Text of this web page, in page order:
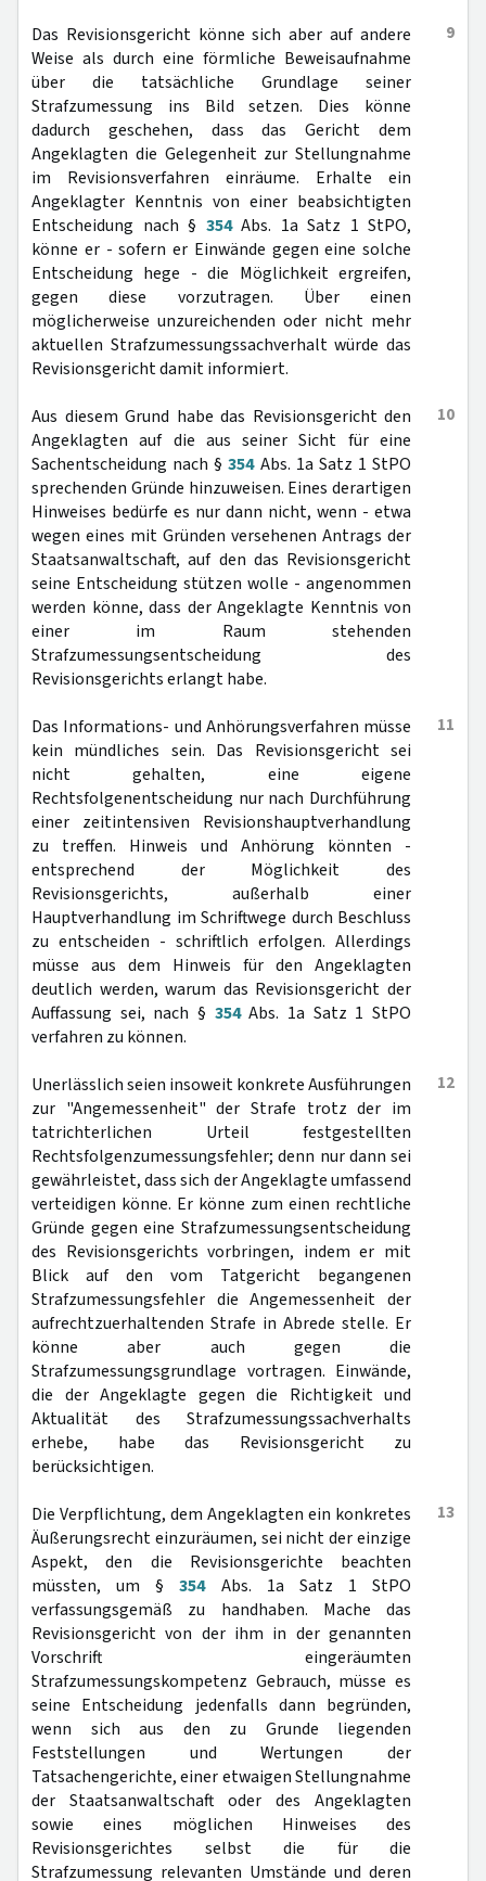
9
Das Revisionsgericht könne sich aber auf andere
Weise als durch eine förmliche Beweisaufnahme
über die tatsächliche Grundlage seiner
Strafzumessung ins Bild setzen. Dies könne
dadurch geschehen, dass das Gericht dem
Angeklagten die Gelegenheit zur Stellungnahme
im Revisionsverfahren einräume. Erhalte ein
Angeklagter Kenntnis von einer beabsichtigten
Entscheidung nach § 354Abs. 1a Satz 1 StPO,
könne er - sofern er Einwände gegen eine solche
Entscheidung hege - die Möglichkeit ergreifen,
gegen diese vorzutragen. Über einen
möglicherweise unzureichenden oder nicht mehr
aktuellen Strafzumessungssachverhalt würde das
Revisionsgericht damit informiert.
10
Aus diesem Grund habe das Revisionsgericht den
Angeklagten auf die aus seiner Sicht für eine
Sachentscheidung nach §354Abs. 1a Satz 1 StPO
sprechenden Gründe hinzuweisen. Eines derartigen
Hinweises bedürfe es nur dann nicht, wenn - etwa
wegen eines mit Gründen versehenen Antrags der
Staatsanwaltschaft, auf den das Revisionsgericht
seine Entscheidung stützen wolle - angenommen
werden könne, dass der Angeklagte Kenntnis von
einer im Raum stehenden
Strafzumessungsentscheidung des
Revisionsgerichts erlangt habe.
11
Das Informations- und Anhörungsverfahren müsse
kein mündliches sein. Das Revisionsgericht sei
nicht gehalten, eine eigene
Rechtsfolgenentscheidung nur nach Durchführung
einer zeitintensiven Revisionshauptverhandlung
zu treffen. Hinweis und Anhörung könnten -
entsprechend der Möglichkeit des
Revisionsgerichts, außerhalb einer
Hauptverhandlung im Schriftwege durch Beschluss
zu entscheiden - schriftlich erfolgen. Allerdings
müsse aus dem Hinweis für den Angeklagten
deutlich werden, warum das Revisionsgericht der
Auffassung sei, nach § 354Abs. 1a Satz 1 StPO
verfahren zu können.
12
Unerlässlich seien insoweit konkrete Ausführungen
zur "Angemessenheit" der Strafe trotz der im
tatrichterlichen Urteil festgestellten
Rechtsfolgenzumessungsfehler; denn nur dann sei
gewährleistet, dass sich der Angeklagte umfassend
verteidigen könne. Er könne zum einen rechtliche
Gründe gegen eine Strafzumessungsentscheidung
des Revisionsgerichts vorbringen, indem er mit
Blick auf den vom Tatgericht begangenen
Strafzumessungsfehler die Angemessenheit der
aufrechtzuerhaltenden Strafe in Abrede stelle. Er
könne aber auch gegen die
Strafzumessungsgrundlage vortragen. Einwände,
die der Angeklagte gegen die Richtigkeit und
Aktualität des Strafzumessungssachverhalts
erhebe, habe das Revisionsgericht zu
berücksichtigen.
13
Die Verpflichtung, dem Angeklagten ein konkretes
Äußerungsrecht einzuräumen, sei nicht der einzige
Aspekt, den die Revisionsgerichte beachten
müssten, um §354Abs. 1a Satz 1 StPO
verfassungsgemäß zu handhaben. Mache das
Revisionsgericht von der ihm in der genannten
Vorschrift eingeräumten
Strafzumessungskompetenz Gebrauch, müsse es
seine Entscheidung jedenfalls dann begründen,
wenn sich aus den zu Grunde liegenden
Feststellungen und Wertungen der
Tatsachengerichte, einer etwaigen Stellungnahme
der Staatsanwaltschaft oder des Angeklagten
sowie eines möglichen Hinweises des
Revisionsgerichtes selbst die für die
Strafzumessung relevanten Umstände und deren